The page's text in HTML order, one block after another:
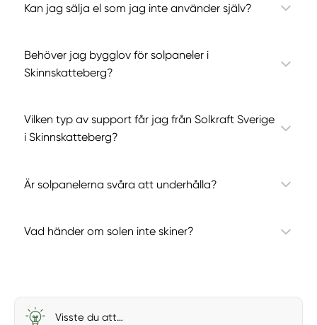
Kan jag sälja el som jag inte använder själv?
Behöver jag bygglov för solpaneler i
Skinnskatteberg?
Vilken typ av support får jag från Solkraft Sverige
i Skinnskatteberg?
Är solpanelerna svåra att underhålla?
Vad händer om solen inte skiner?
Visste du att…